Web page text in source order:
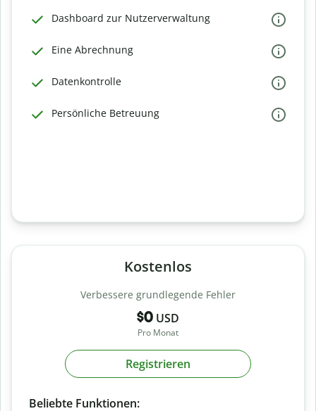
Dashboard zur Nutzerverwaltung
Eine Abrechnung
Datenkontrolle
Persönliche Betreuung
Kostenlos
Verbessere grundlegende Fehler
$0 USD
Pro Monat
Registrieren
Beliebte Funktionen: